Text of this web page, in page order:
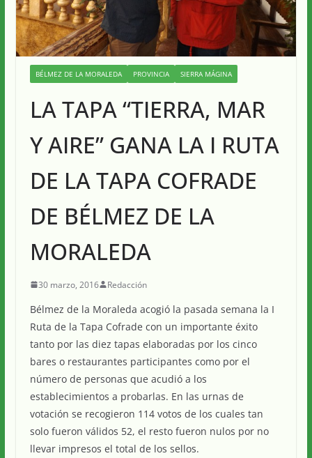
BÉLMEZ DE LA MORALEDA PROVINCIA SIERRA MÁGINA
LA TAPA “TIERRA, MAR
Y AIRE” GANA LA I RUTA
DE LA TAPA COFRADE
DE BÉLMEZ DE LA
MORALEDA
30 marzo, 2016 Redacción
Bélmez de la Moraleda acogió la pasada semana la I
Ruta de la Tapa Cofrade con un importante éxito
tanto por las diez tapas elaboradas por los cinco
bares o restaurantes participantes como por el
número de personas que acudió a los
establecimientos a probarlas. En las urnas de
votación se recogieron 114 votos de los cuales tan
solo fueron válidos 52, el resto fueron nulos por no
llevar impresos el total de los sellos.